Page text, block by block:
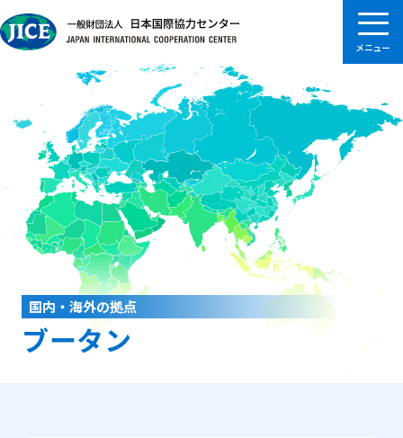
国内・海外の拠点
ブータン